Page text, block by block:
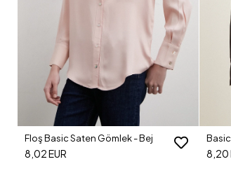
Floş Basic Saten Gömlek - Bej
8,02 EUR 8,20